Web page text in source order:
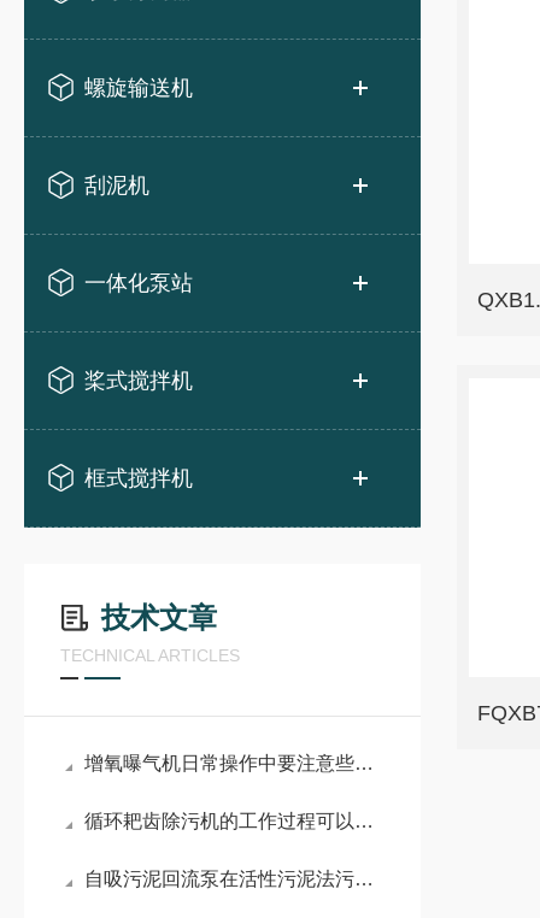
螺旋输送机
刮泥机
一体化泵站
桨式搅拌机
框式搅拌机
技术文章
TECHNICAL ARTICLES
增氧曝气机日常操作中要注意些什么事项？
循环耙齿除污机的工作过程可以概括为：拦截、提升和卸料
自吸污泥回流泵在活性污泥法污水处理工艺中的作用